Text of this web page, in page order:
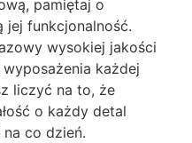
pamiętaj o
jej funkcjonalność.
wysokiej jakości
każdej
liczyć na to, że
o każdy detal
co dzień.